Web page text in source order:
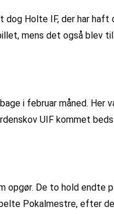
Holte IF, der har haft
mens det også blev
i februar måned. Her
UIF kommet
De to hold endte
Pokalmestre, efter